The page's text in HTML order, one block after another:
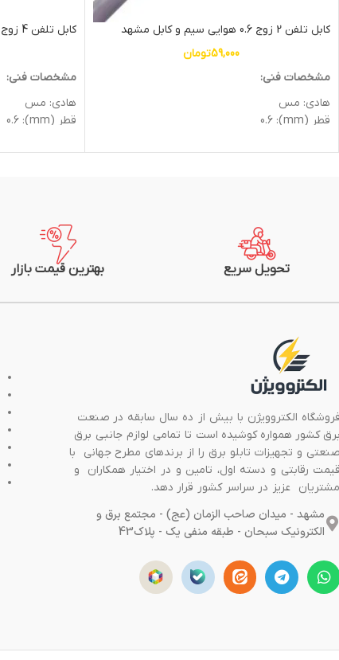
کابل تلفن 2 زوج 0.6 هوایی سیم و کابل مشهد
59,000تومان
مشخصات فنی:
هادی: مس
قطر (mm): 0.6
غلاف: PVC
کابل تلفن 4 زوج 0.6 هوایی سیم و کابل مشهد
مشخصات فنی:
هادی: مس
قطر (mm): 0.6
غلاف: PVC
تحویل سریع بهترین قیمت بازار
الکتروویژن با بیش از ده سال سابقه در صنعت
کشور همواره کوشیده است تا تمامی لوازم جانبی برق
و تجهیزات تابلو برق را از برندهای مطرح جهانی با
رقابتی و دسته اول، تامین و در اختیار همکاران و
عزیز در سراسر کشور قرار دهد.
مشهد - میدان صاحب الزمان (عج) - مجتمع برق و
الکترونیک سبحان - طبقه منفی یک - پلاک43